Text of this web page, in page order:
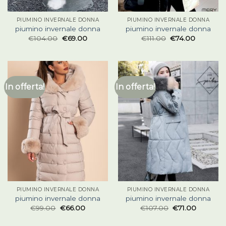
PIUMINO INVERNALE DONNA
piumino invernale donna
€104.00 €69.00
PIUMINO INVERNALE DONNA
piumino invernale donna
€111.00 €74.00
In offerta!
PIUMINO INVERNALE DONNA
piumino invernale donna
€99.00 €66.00
In offerta!
PIUMINO INVERNALE DONNA
piumino invernale donna
€107.00 €71.00